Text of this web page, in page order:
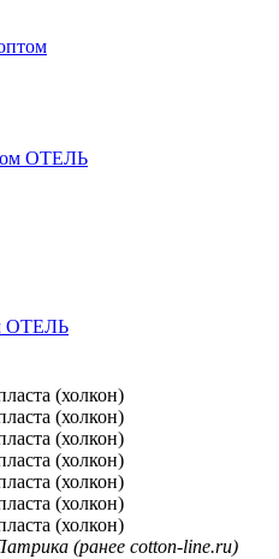
ОТЕЛЬ
(холкон)
(холкон)
(холкон)
(холкон)
(холкон)
(холкон)
(холкон)
(ранее cotton-line.ru)